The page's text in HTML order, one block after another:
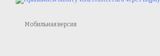
Мобильная версия